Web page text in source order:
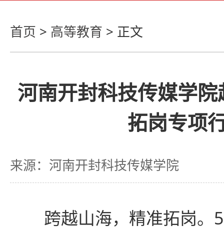
首页 > 高等教育 > 正文
河南开封科技传媒学
拓岗专项
来源：河南开封科技传媒学院
跨越山海，精准拓岗。